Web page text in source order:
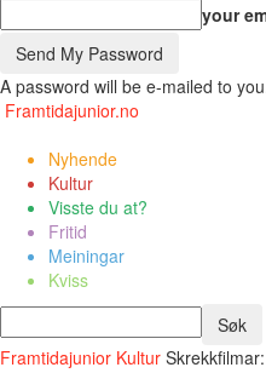
your
A password will be e-mailed to
Framtidajunior.no
Nyhende
Kultur
Visste du at?
Fritid
Meiningar
Kviss
Framtidajunior Kultur